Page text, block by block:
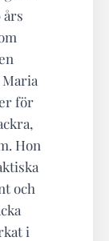
års
för
Hon
och
i